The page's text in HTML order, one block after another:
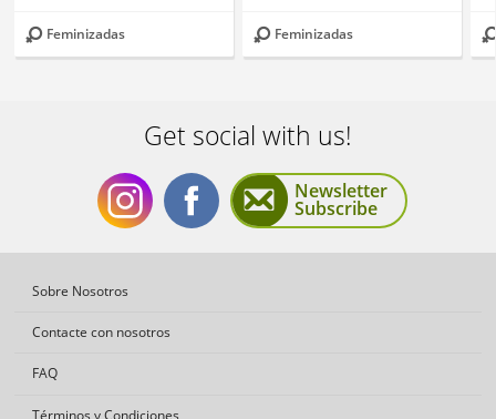
Feminizadas Feminizadas
Get social with us!
GetGet
Newsletter
Subscribe
Sobre Nosotros
Contacte con nosotros
FAQ
Términos y Condiciones